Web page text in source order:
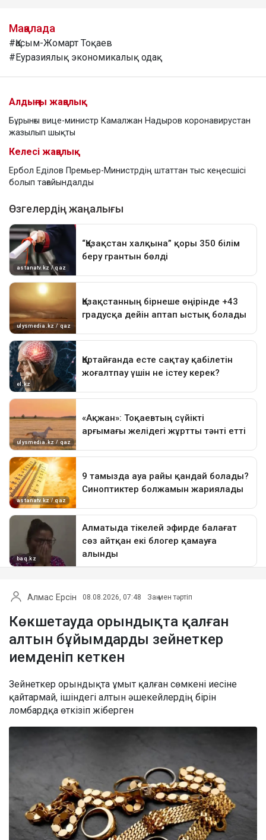
Мақалада
#Қасым-Жомарт Тоқаев
#Еуразиялық экономикалық одақ
Алдыңғы жаңалық
Бұрынғы вице-министр Камалжан Надыров коронавирустан
жазылып шықты
Келесі жаңалық
Ербол Еділов Премьер-Министрдің штаттан тыс кеңесшісі
болып тағайындалды
Алмас Ерсін 08.08.2026, 07:48 Заң мен тәртіп
Көкшетауда орындықта қалған
алтын бұйымдарды зейнеткер
иемденіп кеткен
Зейнеткер орындықта ұмыт қалған сөмкені иесіне
қайтармай, ішіндегі алтын әшекейлердің бірін
ломбардқа өткізіп жіберген